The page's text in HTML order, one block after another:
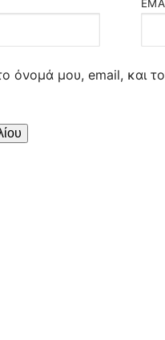
όνομά μου, email, και